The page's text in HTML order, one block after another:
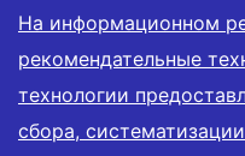
На информационном
рекомендательные
технологии
сбора,